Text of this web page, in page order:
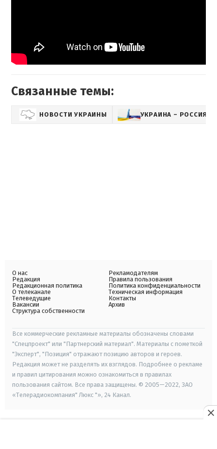
Связанные темы:
НОВОСТИ УКРАИНЫ УКРАИНА – РОССИЯ
О нас
Редакция
Редакционная политика
О телеканале
Телеведущие
Вакансии
Структура собственности
Рекламодателям
Правила пользования
Политика конфиденциальности
Техническая информация
Контакты
Архив
Все коммерческие рекламные материалы обозначены словами
"Спецпроект" или "Партнерский материал". Материалы с пометкой
"Эксперт", "Позиция" отражают позицию авторов и героев.
Редакция может не разделять их взглядов. Подробнее о рекламе
и правил цитирования можно ознакомиться в правилах
пользования сайтом. Все права защищены. © 2005—2022, ЗАО
«Телерадиокомпания" Люкс "», 24 Канал.